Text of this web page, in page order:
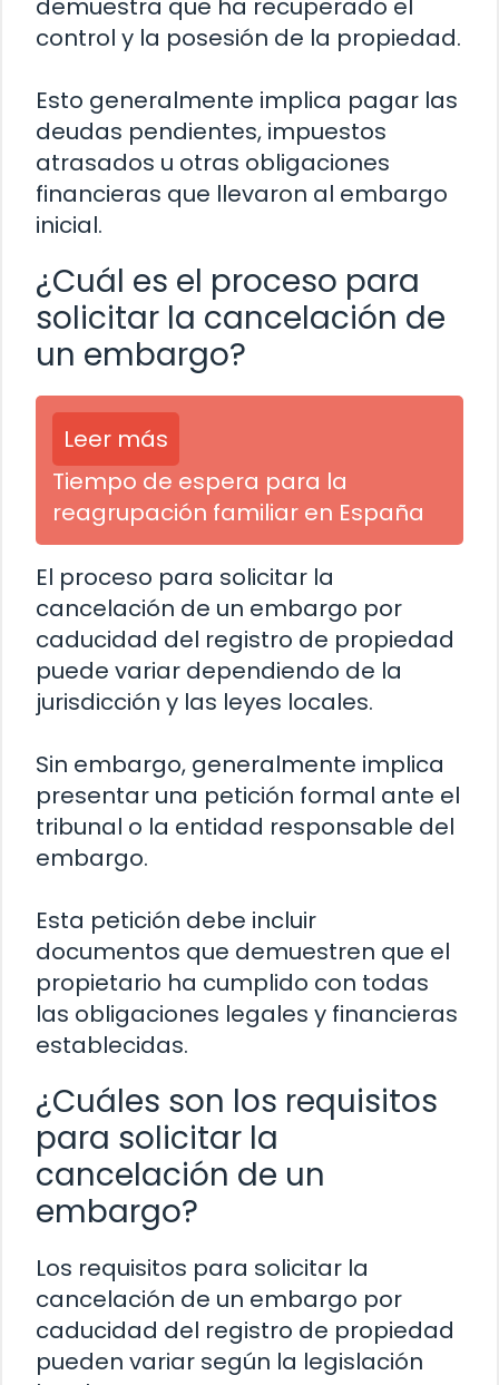
demuestra que ha recuperado el
control y la posesión de la propiedad.
Esto generalmente implica pagar las
deudas pendientes, impuestos
atrasados ​​u otras obligaciones
financieras que llevaron al embargo
inicial.
¿Cuál es el proceso para
solicitar la cancelación de
un embargo?
Leer más
Tiempo de espera para la
reagrupación familiar en España
El proceso para solicitar la
cancelación de un embargo por
caducidad del registro de propiedad
puede variar dependiendo de la
jurisdicción y las leyes locales.
Sin embargo, generalmente implica
presentar una petición formal ante el
tribunal o la entidad responsable del
embargo.
Esta petición debe incluir
documentos que demuestren que el
propietario ha cumplido con todas
las obligaciones legales y financieras
establecidas.
¿Cuáles son los requisitos
para solicitar la
cancelación de un
embargo?
Los requisitos para solicitar la
cancelación de un embargo por
caducidad del registro de propiedad
pueden variar según la legislación